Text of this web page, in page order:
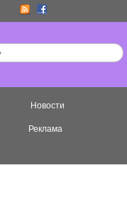
Новости
Реклама